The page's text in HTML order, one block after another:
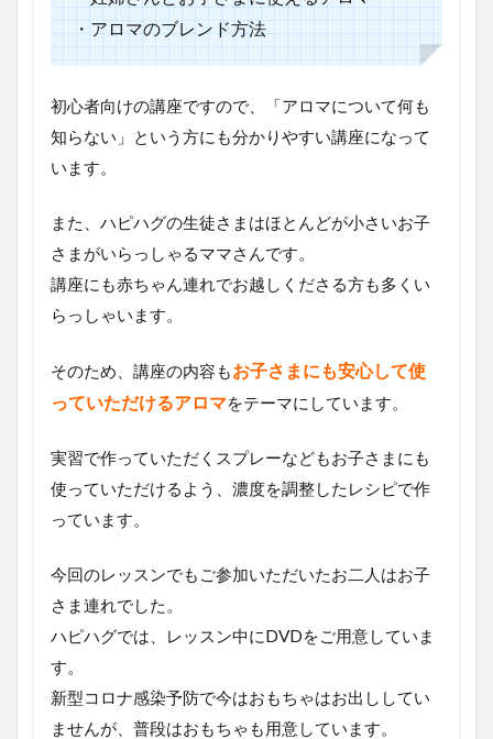
・アロマのブレンド方法
初心者向けの講座ですので、「アロマについて何も
知らない」という方にも分かりやすい講座になって
います。
また、ハピハグの生徒さまはほとんどが小さいお子
さまがいらっしゃるママさんです。
講座にも赤ちゃん連れでお越しくださる方も多くい
らっしゃいます。
そのため、講座の内容もお子さまにも安心して使
っていただけるアロマをテーマにしています。
実習で作っていただくスプレーなどもお子さまにも
使っていただけるよう、濃度を調整したレシピで作
っています。
今回のレッスンでもご参加いただいたお二人はお子
さま連れでした。
ハピハグでは、レッスン中にDVDをご用意していま
す。
新型コロナ感染予防で今はおもちゃはお出ししてい
ませんが、普段はおもちゃも用意しています。